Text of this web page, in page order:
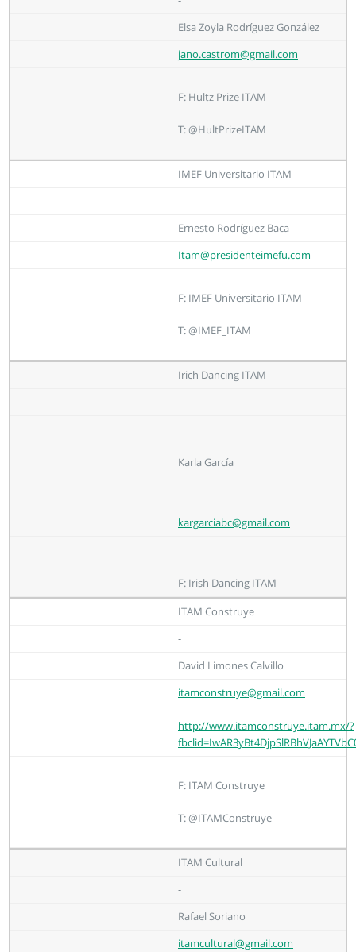
Elsa Zoyla Rodríguez González
jano.castrom@gmail.com
F: Hultz Prize ITAM
T: @HultPrizeITAM
IMEF Universitario ITAM
-
Ernesto Rodríguez Baca
Itam@presidenteimefu.com
F: IMEF Universitario ITAM
T: @IMEF_ITAM
Irich Dancing ITAM
-
Karla García
kargarciabc@gmail.com
F: Irish Dancing ITAM
ITAM Construye
-
David Limones Calvillo
itamconstruye@gmail.com
http://www.itamconstruye.itam.mx/?
F: ITAM Construye
T: @ITAMConstruye
ITAM Cultural
-
Rafael Soriano
itamcultural@gmail.com